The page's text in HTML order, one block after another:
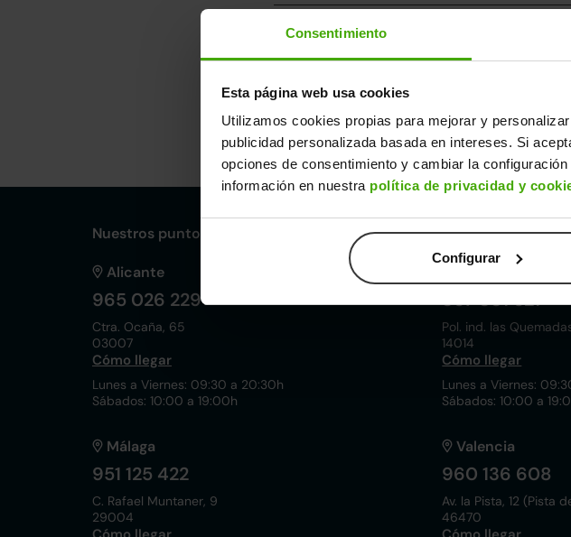
Consentimiento
Esta página web usa cookies
Utilizamos cookies propias para mejorar y
publicidad personalizada basada en intereses. Si
opciones de consentimiento y cambiar la
información en nuestra política de privacidad y
Configurar
Prestaciones, consumo y emisiones
Velocidad máxima
De 0 a 100 km/h
Dimensiones y otros datos
Largo
4,61m
Ancho
1,88m
Alto
1,69m
Nuestros puntos de venta Clicars:
Alicante
965 026 229
Ctra. Ocaña, 65
03007
Cómo llegar
Lunes a Viernes: 09:30 a 20:30h
Sábados: 10:00 a 19:00h
857 881 521
Pol. ind. las
14014
Cómo llegar
Lunes a Viernes:
Sábados: 10:00 a
Málaga
951 125 422
C. Rafael Muntaner, 9
29004
Valencia
960 136 608
Av. la Pista, 12 (Pista
46470